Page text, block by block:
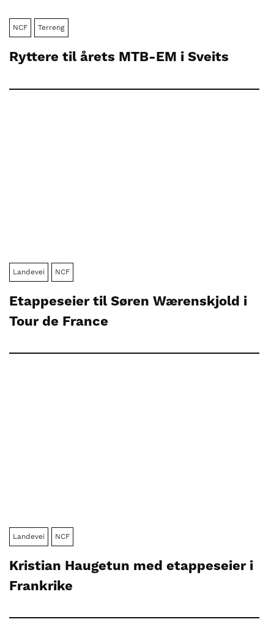
NCF Terreng
Ryttere til årets MTB-EM i Sveits
Landevei NCF
Etappeseier til Søren Wærenskjold i
Tour de France
Landevei NCF
Kristian Haugetun med etappeseier i
Frankrike